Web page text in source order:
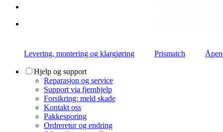
Levering, montering og klargjøring Prismatch
Hjelp og support
Reparasjon og service
Support via fjernhjelp
Forsikring: meld skade
Kontakt oss
Pakkesporing
Ordreretur og endring